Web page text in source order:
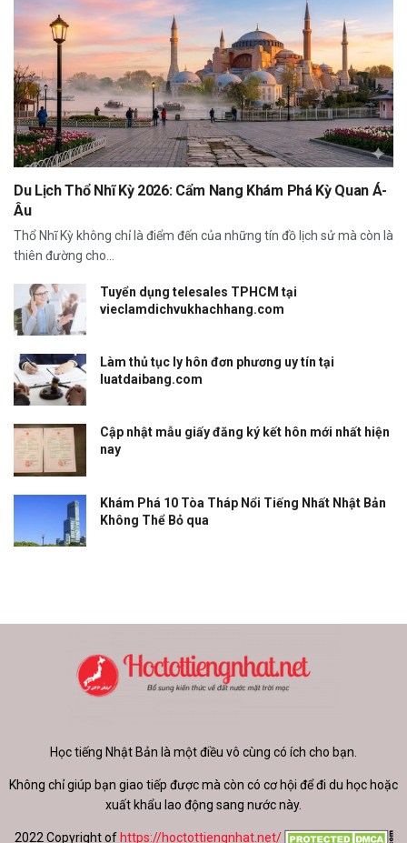
Du Lịch Thổ Nhĩ Kỳ 2026: Cẩm Nang Khám Phá Kỳ Quan Á-
Âu
Thổ Nhĩ Kỳ không chỉ là điểm đến của những tín đồ lịch sử mà còn là
thiên đường cho...
Tuyển dụng telesales TPHCM tại
vieclamdichvukhachhang.com
Làm thủ tục ly hôn đơn phương uy tín tại
luatdaibang.com
Cập nhật mẫu giấy đăng ký kết hôn mới nhất hiện
nay
Khám Phá 10 Tòa Tháp Nổi Tiếng Nhất Nhật Bản
Không Thể Bỏ qua
Học tiếng Nhật Bản là một điều vô cùng có ích cho bạn.
Không chỉ giúp bạn giao tiếp được mà còn có cơ hội để đi du học hoặc
xuất khẩu lao động sang nước này.
2022 Copyright of https://hoctottiengnhat.net/